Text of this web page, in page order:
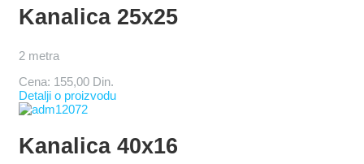
Kanalica 25x25
2 metra
Cena: 155,00 Din.
Detalji o proizvodu
Kanalica 40x16